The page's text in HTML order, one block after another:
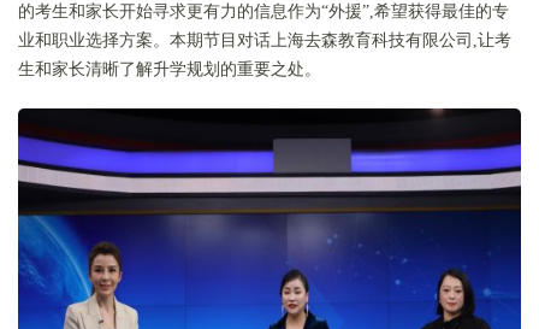
的考生和家长开始寻求更有力的信息作为“外援”,希望获得最佳的专
业和职业选择方案。本期节目对话上海去森教育科技有限公司,让考
生和家长清晰了解升学规划的重要之处。